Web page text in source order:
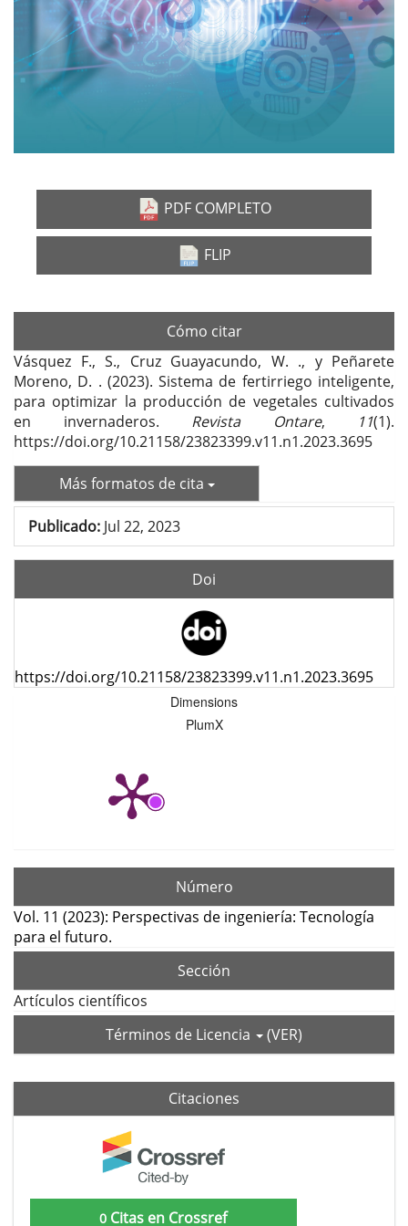
PDF COMPLETO
FLIP
Cómo citar
Vásquez F., S., Cruz Guayacundo, W. ., y Peñarete
Moreno, D. . (2023). Sistema de fertirriego inteligente,
para optimizar la producción de vegetales cultivados
en invernaderos. Revista Ontare, 11(1).
https://doi.org/10.21158/23823399.v11.n1.2023.3695
Más formatos de cita
Publicado: Jul 22, 2023
Doi
https://doi.org/10.21158/23823399.v11.n1.2023.3695
Dimensions
PlumX
Número
Vol. 11 (2023): Perspectivas de ingeniería: Tecnología
para el futuro.
Sección
Artículos científicos
Términos de Licencia
(VER)
Citaciones
0 Citas en Crossref